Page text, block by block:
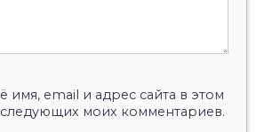
имя, email и адрес сайта в этом
моих комментариев.